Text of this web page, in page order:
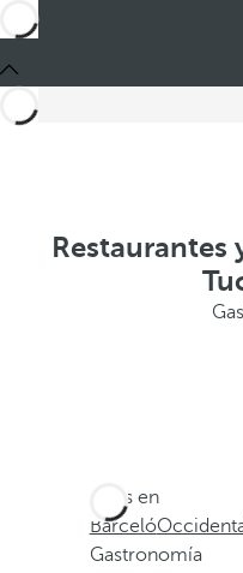
Restaurantes
Estás en
Barceló
Gastronomía